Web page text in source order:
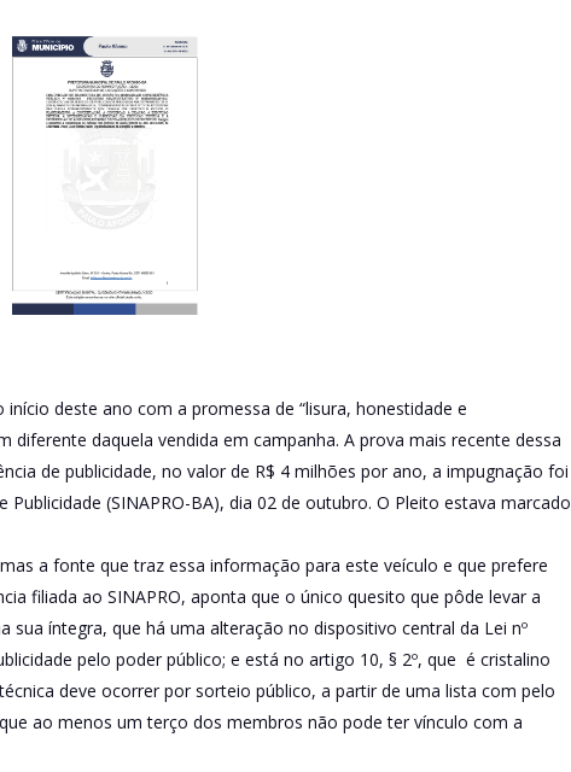
deste ano com a promessa de “lisura, honestidade e
diferente daquela vendida em campanha. A prova mais recente dessa
de publicidade, no valor de R$ 4 milhões por ano, a impugnação foi
(SINAPRO-BA), dia 02 de outubro. O Pleito estava marcado
a fonte que traz essa informação para este veículo e que prefere
filiada ao SINAPRO, aponta que o único quesito que pôde levar a
sua íntegra, que há uma alteração no dispositivo central da Lei nº
pelo poder público; e está no artigo 10, § 2º, que é cristalino
deve ocorrer por sorteio público, a partir de uma lista com pelo
ao menos um terço dos membros não pode ter vínculo com a